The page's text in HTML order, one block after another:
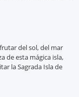
del sol, del mar
de esta mágica isla,
la Sagrada Isla de